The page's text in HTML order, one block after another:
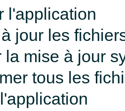
l'application
jour les
la mise à jour
tous les